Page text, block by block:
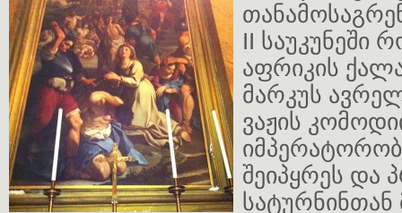
II საუკუნეში
აფრიკის
მარკუს
ვაჟის
შეიპყრეს და
სატურნინთან